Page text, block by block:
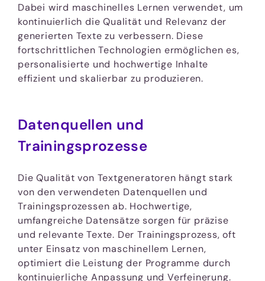
Dabei wird maschinelles Lernen verwendet, um
kontinuierlich die Qualität und Relevanz der
generierten Texte zu verbessern. Diese
fortschrittlichen Technologien ermöglichen es,
personalisierte und hochwertige Inhalte
effizient und skalierbar zu produzieren.
Datenquellen und
Trainingsprozesse
Die Qualität von Textgeneratoren hängt stark
von den verwendeten Datenquellen und
Trainingsprozessen ab. Hochwertige,
umfangreiche Datensätze sorgen für präzise
und relevante Texte. Der Trainingsprozess, oft
unter Einsatz von maschinellem Lernen,
optimiert die Leistung der Programme durch
kontinuierliche Anpassung und Verfeinerung.